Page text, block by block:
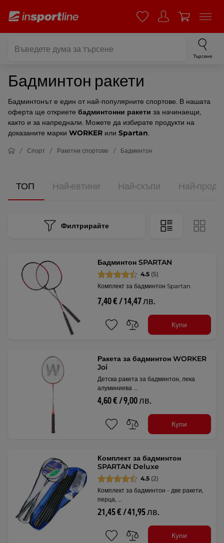
Търсене
Бадминтон ракети
Бадминтонът е един от най-популярните спортове. В нашата
оферта ще откриете бадминтонни ракети за начинаещи,
както и за напреднали. Можете да избирате продукти на
доказаните марки WORKER или Spartan.
Спорт Ракетни спортове Бадминтон
ТОП Най-евтини Най-скъпи Най-
Филтрирайте
Бадминтон SPARTAN
4.5 (5)
Комплект за бадминтон Spartan
7,40 € / 14,47 лв.
Купи
Ракета за бадминтон WORKER
Joi
Детска ракета за бадминтон, лека
алуминиева …
4,60 € / 9,00 лв.
Купи
Комплект за бадминтон
SPARTAN Deluxe
4.5 (2)
Комплект за бадминтон - две ракети,
перца, …
21,45 € / 41,95 лв.
Купи